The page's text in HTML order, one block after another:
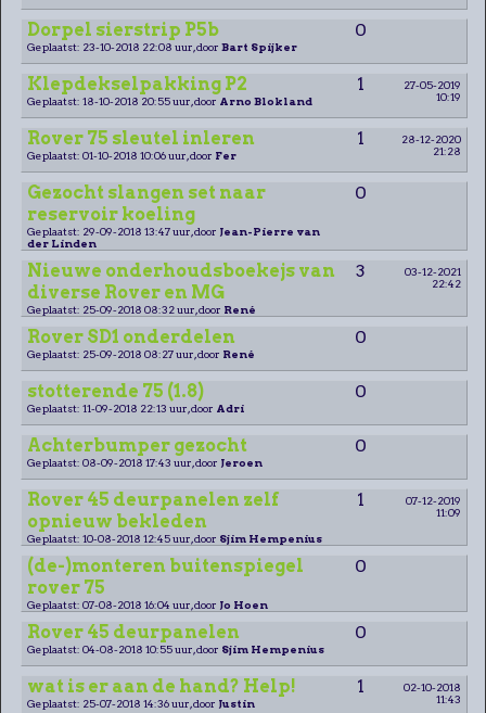
Dorpel sierstrip P5b 0
Geplaatst: 23-10-2018 22:08 uur, door Bart Spijker
Klepdekselpakking P2 1
27-05-2019
10:19
Geplaatst: 18-10-2018 20:55 uur, door Arno Blokland
Rover 75 sleutel inleren 1
28-12-2020
21:28
Geplaatst: 01-10-2018 10:06 uur, door Fer
Gezocht slangen set naar
reservoir koeling
0
Geplaatst: 29-09-2018 13:47 uur, door Jean-Pierre van
der Linden
Nieuwe onderhoudsboekejs van
diverse Rover en MG
3
03-12-2021
22:42
Geplaatst: 25-09-2018 08:32 uur, door René
Rover SD1 onderdelen 0
Geplaatst: 25-09-2018 08:27 uur, door René
stotterende 75 (1.8) 0
Geplaatst: 11-09-2018 22:13 uur, door Adri
Achterbumper gezocht 0
Geplaatst: 08-09-2018 17:43 uur, door Jeroen
Rover 45 deurpanelen zelf
opnieuw bekleden
1
07-12-2019
11:09
Geplaatst: 10-08-2018 12:45 uur, door Sjim Hempenius
(de-)monteren buitenspiegel
rover 75
0
Geplaatst: 07-08-2018 16:04 uur, door Jo Hoen
Rover 45 deurpanelen 0
Geplaatst: 04-08-2018 10:55 uur, door Sjim Hempenius
wat is er aan de hand? Help! 1
02-10-2018
11:43
Geplaatst: 25-07-2018 14:36 uur, door Justin